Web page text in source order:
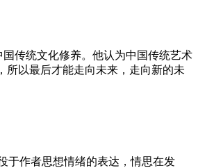
传统文化修养。他认为中国传统艺术
所以最后才能走向未来，走向新的未
于作者思想情绪的表达，情思在发